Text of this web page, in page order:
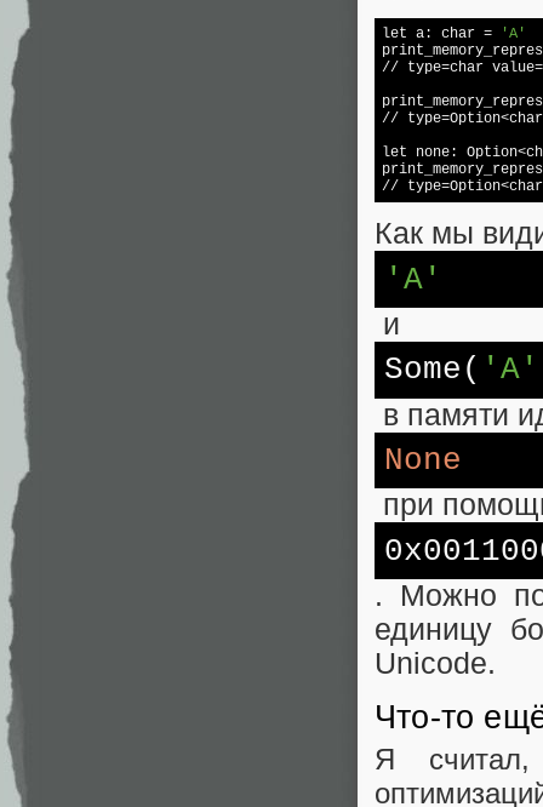
let a: char =
'A'
print
// type=char value=
print
// type
let
print
// type
Как мы
'A'
и
Some( 'A'
в памяти
None
при
. Можно
единицу
Unicode.
Что-то
Я